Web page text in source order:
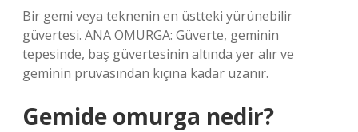
Bir gemi veya teknenin en üstteki yürünebilir
güvertesi. ANA OMURGA: Güverte, geminin
tepesinde, baş güvertesinin altında yer alır ve
geminin pruvasından kıçına kadar uzanır.
Gemide omurga nedir?